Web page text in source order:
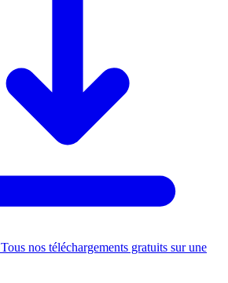
Tous nos téléchargements gratuits sur une